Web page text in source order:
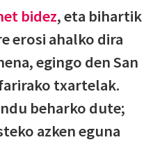
bidez, eta bihartik
erosi ahalko dira
egingo den San
txartelak.
beharko dute;
azken eguna